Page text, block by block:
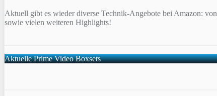
Aktuell gibt es wieder diverse Technik-Angebote bei Amazon: von
sowie vielen weiteren Highlights!
Aktuelle Prime Video Boxsets